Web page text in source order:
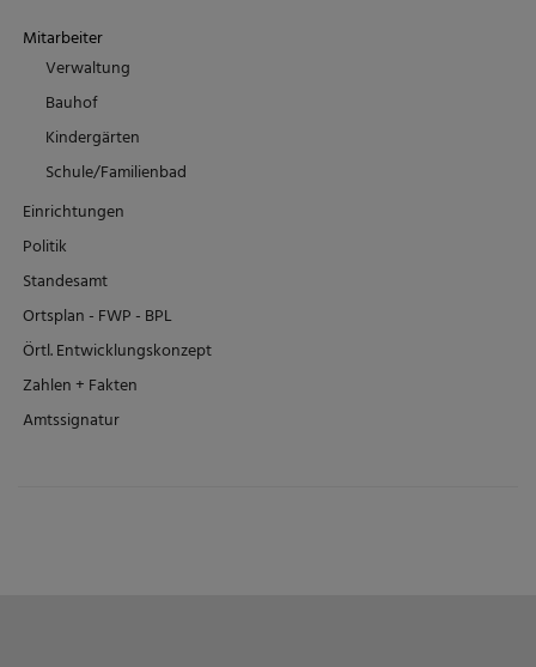
Mitarbeiter
Verwaltung
Bauhof
Kindergärten
Schule/Familienbad
Einrichtungen
Politik
Standesamt
Ortsplan - FWP - BPL
Örtl. Entwicklungskonzept
Zahlen + Fakten
Amtssignatur